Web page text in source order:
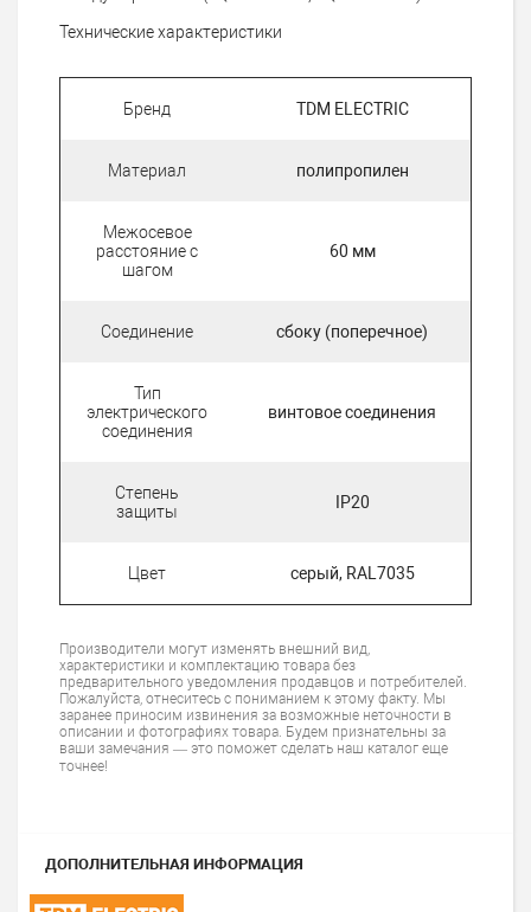
Технические характеристики
Бренд TDM ELECTRIC
Материал полипропилен
Межосевое
расстояние с
шагом
60 мм
Соединение сбоку (поперечное)
Тип
электрического
соединения
винтовое соединения
Степень
защиты
IP20
Цвет серый, RAL7035
Производители могут изменять внешний вид,
характеристики и комплектацию товара без
предварительного уведомления продавцов и потребителей.
Пожалуйста, отнеситесь с пониманием к этому факту. Мы
заранее приносим извинения за возможные неточности в
описании и фотографиях товара. Будем признательны за
ваши замечания — это поможет сделать наш каталог еще
точнее!
ДОПОЛНИТЕЛЬНАЯ ИНФОРМАЦИЯ